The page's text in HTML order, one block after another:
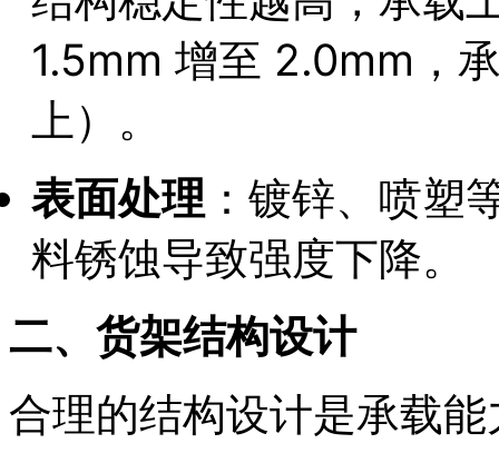
1.5mm 增至 2.0mm，
上）。
表面处理 ：镀锌、喷塑
料锈蚀导致强度下降。
二、货架结构设计
合理的结构设计是承载